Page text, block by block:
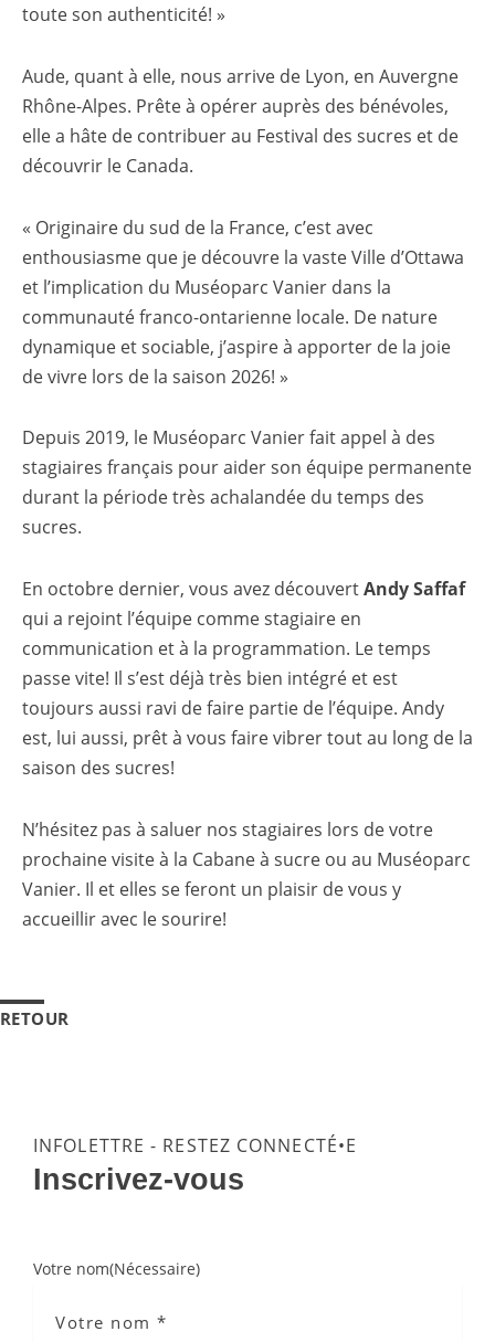
toute son authenticité! »
Aude, quant à elle, nous arrive de Lyon, en Auvergne
Rhône-Alpes. Prête à opérer auprès des bénévoles,
elle a hâte de contribuer au Festival des sucres et de
découvrir le Canada.
« Originaire du sud de la France, c’est avec
enthousiasme que je découvre la vaste Ville d’Ottawa
et l’implication du Muséoparc Vanier dans la
communauté franco-ontarienne locale. De nature
dynamique et sociable, j’aspire à apporter de la joie
de vivre lors de la saison 2026! »
Depuis 2019, le Muséoparc Vanier fait appel à des
stagiaires français pour aider son équipe permanente
durant la période très achalandée du temps des
sucres.
En octobre dernier, vous avez découvertAndy Saffaf
qui a rejoint l’équipe comme stagiaire en
communication et à la programmation. Le temps
passe vite! Il s’est déjà très bien intégré et est
toujours aussi ravi de faire partie de l’équipe. Andy
est, lui aussi, prêt à vous faire vibrer tout au long de la
saison des sucres!
N’hésitez pas à saluer nos stagiaires lors de votre
prochaine visite à la Cabane à sucre ou au Muséoparc
Vanier. Il et elles se feront un plaisir de vous y
accueillir avec le sourire!
RETOUR
INFOLETTRE - RESTEZ CONNECTÉ•E
Inscrivez-vous
Votre nom(Nécessaire)